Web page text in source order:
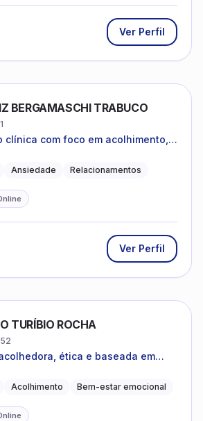
Ver Perfil
BERGAMASCHI TRABUCO
clínica com foco em acolhimento,
Ansiedade Relacionamentos
Ver Perfil
TURÍBIO ROCHA
ética e baseada em
Acolhimento Bem-estar emocional